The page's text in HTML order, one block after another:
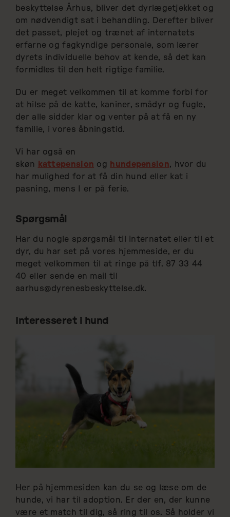
beskyttelse Århus, bliver det dyrlægetjekket og
om nødvendigt sat i behandling. Derefter bliver
det passet, plejet og trænet af internatets
erfarne og fagkyndige personale, som lærer
dyrets individuelle behov at kende, så det kan
formidles til den helt rigtige familie.
Du er meget velkommen til at komme forbi for
at hilse på de katte, kaniner, smådyr og fugle,
der alle sidder klar og venter på at få en ny
familie, i vores åbningstid.
Vi har også en
skøn
kattepension og hundepension, hvor du
har mulighed for at få din hund eller kat i
pasning, mens I er på ferie.
Spørgsmål
Har du nogle spørgsmål til internatet eller til et
dyr, du har set på vores hjemmeside, er du
meget velkommen til at ringe på tlf. 87 33 44
40 eller sende en mail til
aarhus@dyrenesbeskyttelse.dk.
Interesseret i hund
Her på hjemmesiden kan du se og læse om de
hunde, vi har til adoption. Er der en, der kunne
være et match til dig, så ring til os. Så holder vi